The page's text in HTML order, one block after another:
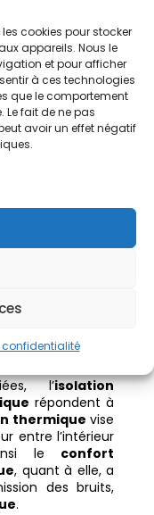
cookies pour stocker
appareils. Nous le
et pour afficher
à ces technologies
que le comportement
Le fait de ne pas
avoir un effet négatif
confidentialité
pour
matériaux
de leur
dépendra de
et d’impact
:
l’isolation
répondent à
thermique vise
entre l’intérieur
le confort
, quant à elle, a
des bruits,
.